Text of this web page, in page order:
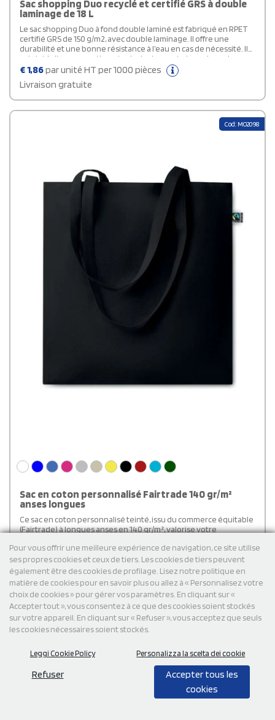
Pour vous offrir une meilleure expérience de navigation, ce site utilise
ses propres cookies et ceux de tiers. Les cookies de tiers peuvent
également être des cookies de profilage. Lisez notre politique en
matière de cookies pour en savoir plus ou allez à « Personnalisez votre
choix de cookies » pour gérer vos paramètres. En cliquant sur «
Accepter tout », vous consentez à ce que des cookies soient stockés
sur votre appareil. En cliquant sur « Refuser », vous acceptez que seuls
les cookies nécessaires soient stockés.
Leggi Cookie Policy Personalizza la scelta dei cookie
Refuser
Accepter tous les
cookies
Sac shopping Duo recyclé et certifié GRS à double
laminage de 18 L
Le sac shopping Duo à fond double laminé est fabriqué en RPET
certifié GRS de 150 g/m2, avec double laminage. Il offre une
durabilité et une bonne résistance à l’eau en cas de nécessité. Il
est doté d’un compartiment principal ouvert et spacieux, de
solides poignées renforcées et d’un large fond pour une plus
grande capacité. Conçu pour transporter jusqu’à 10 kg, il
constitue une option élégante et fiable pour les courses
quotidiennes, les salons professionnels ou les événements
€1,86par unité HT per 1000 pièces
Livraison gratuite
Cod: MO2098
Sac en coton personnalisé Fairtrade 140 gr/m²
anses longues
Ce sac en coton personnalisé teinté, issu du commerce équitable
(Fairtrade) à longues anses en 140 gr/m², valorise votre
€ 1,88par unité HT per 1000 pièces
Livraison gratuite
Cod: MO2147